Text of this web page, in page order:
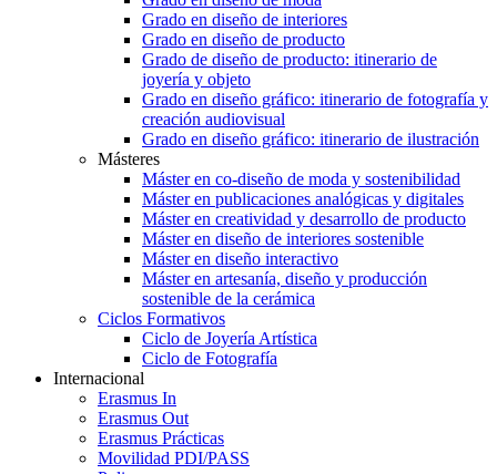
Grado en diseño de interiores
Grado en diseño de producto
Grado de diseño de producto: itinerario de
joyería y objeto
Grado en diseño gráfico: itinerario de fotografía y
creación audiovisual
Grado en diseño gráfico: itinerario de ilustración
Másteres
Máster en co-diseño de moda y sostenibilidad
Máster en publicaciones analógicas y digitales
Máster en creatividad y desarrollo de producto
Máster en diseño de interiores sostenible
Máster en diseño interactivo
Máster en artesanía, diseño y producción
sostenible de la cerámica
Ciclos Formativos
Ciclo de Joyería Artística
Ciclo de Fotografía
Internacional
Erasmus In
Erasmus Out
Erasmus Prácticas
Movilidad PDI/PASS